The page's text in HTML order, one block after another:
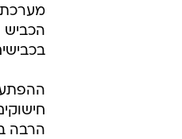
מערכת
הכביש
הרבה